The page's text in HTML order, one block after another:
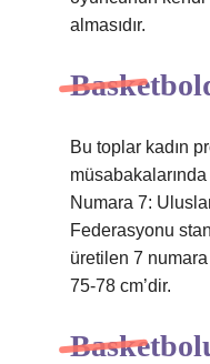
almasıdır.
Bu toplar kadın
Numara 7:
Federasyonu
üretilen 7
75-78 cm’dir.